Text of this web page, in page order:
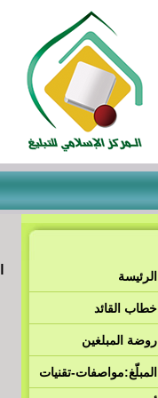
الرئيسة
خطاب القائد
روضة المبلغين
المبلّغ:مواصفات-تقنيات